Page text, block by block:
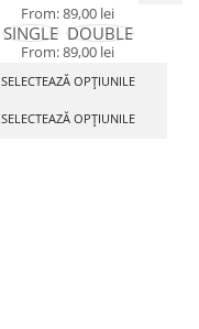
From:89,00 lei
SINGLE DOUBLE
From:89,00 lei
SELECTEAZĂ OPȚIUNILE
SELECTEAZĂ OPȚIUNILE